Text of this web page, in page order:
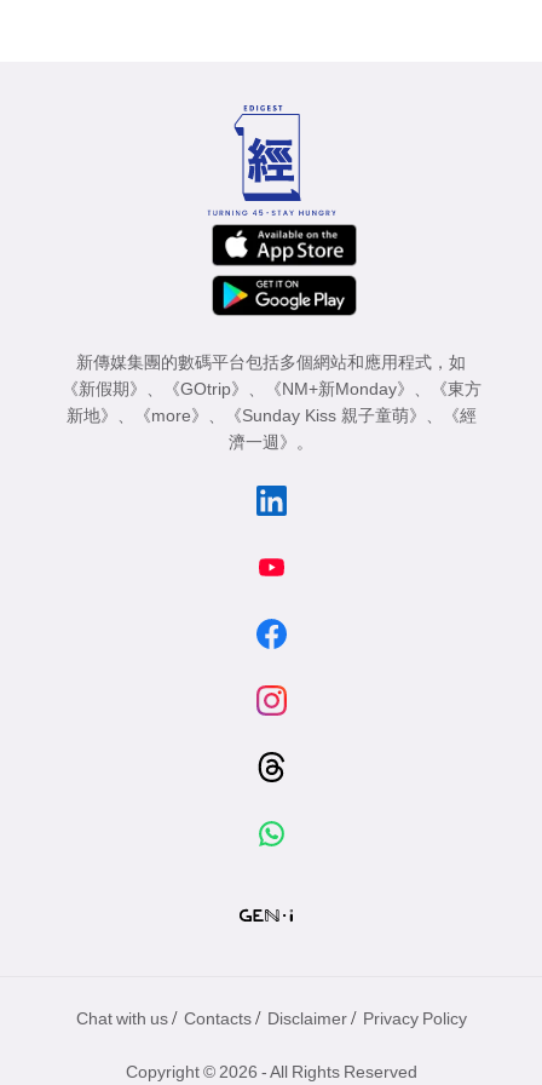
新傳媒集團的數碼平台包括多個網站和應用程式，如
《新假期》
《GOtrip》 《NM+新Monday》
《東方
新地》
《more》 《Sunday Kiss 親子童萌》
《經
濟一週》
。
Chat with us / Contacts / Disclaimer / Privacy Policy
Copyright © 2026 - All Rights Reserved